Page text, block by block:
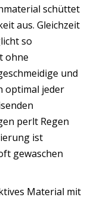
schüttet
aus. Gleichzeit
so
ohne
und
optimal jeder
perlt Regen
ist
gewaschen
Material mit